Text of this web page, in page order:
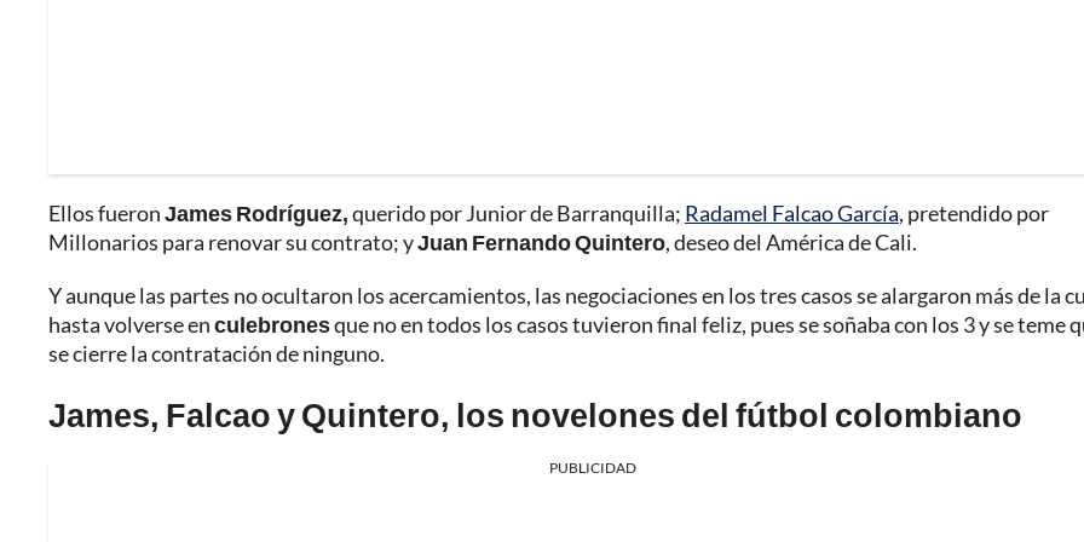
Ellos fueronJames Rodríguez,querido por Junior de Barranquilla; Radamel Falcao García, pretendido por
Millonarios para renovar su contrato; yJuan Fernando Quintero, deseo del América de Cali.
Y aunque las partes no ocultaron los acercamientos, las negociaciones en los tres casos se alargaron más de la
hasta volverse enculebronesque no en todos los casos tuvieron final feliz, pues se soñaba con los 3 y se teme
se cierre la contratación de ninguno.
James, Falcao y Quintero, los novelones del fútbol colombiano
PUBLICIDAD